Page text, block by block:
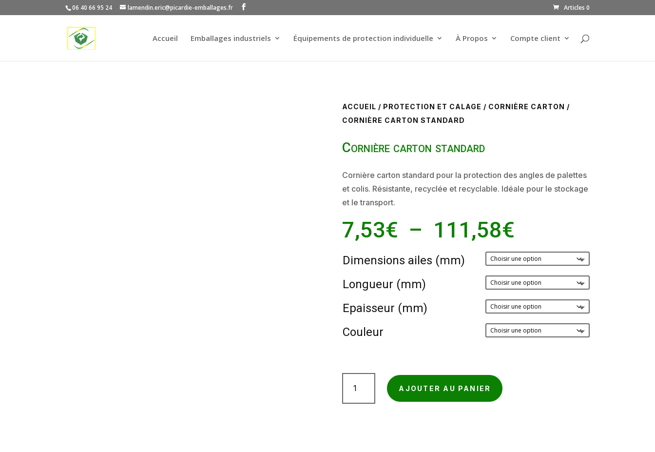
06 40 66 95 24 lamendin.eric@picardie-emballages.fr Articles 0
Accueil Emballages industriels Équipements de protection individuelle À Propos Compte client
ACCUEIL / PROTECTION ET CALAGE / CORNIÈRE CARTON /
CORNIÈRE CARTON STANDARD
Cornière carton standard
Cornière carton standard pour la protection des angles de palettes
et colis. Résistante, recyclée et recyclable. Idéale pour le stockage
et le transport.
7,53€ – 111,58€
prix :
7,53€
à
111,58€
Dimensions ailes (mm)
Longueur (mm)
Epaisseur (mm)
Couleur
Cornière
AJOUTER AU PANIER